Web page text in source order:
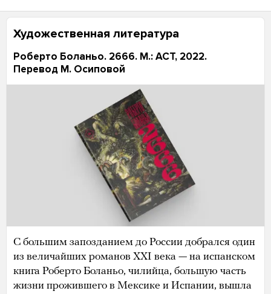
Художественная литература
Роберто Боланьо. 2666. М.: АСТ, 2022.
Перевод М. Осиповой
С большим запозданием до России добрался один
из величайших романов XXI века — на испанском
книга Роберто Боланьо, чилийца, большую часть
жизни прожившего в Мексике и Испании, вышла